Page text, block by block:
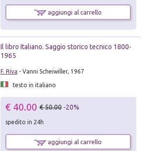
aggiungi al carrello
Il libro Italiano. Saggio storico tecnico 1800-
1965
F. Riva - Vanni Scheiwiller, 1967
testo in italiano
€ 40.00 € 50.00 -20%
spedito in 24h
aggiungi al carrello